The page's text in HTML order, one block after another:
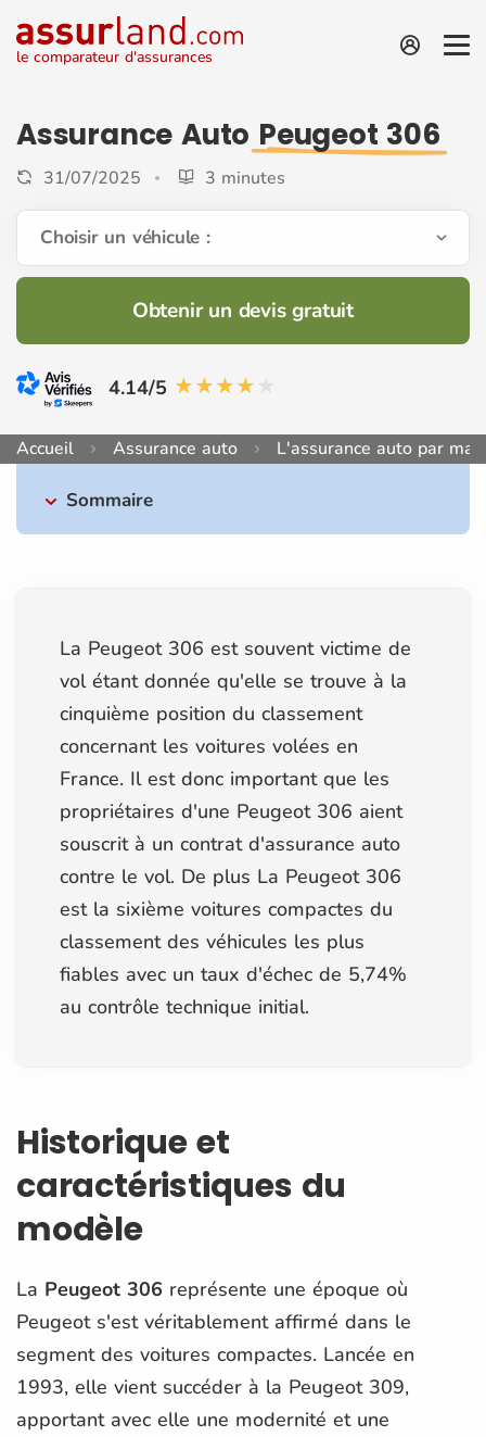
le comparateur d'assurances
Assurance Auto Peugeot 306
31/07/2025 3 minutes
Choisir un véhicule :
Obtenir un devis gratuit
4.14/5
Accueil Assurance auto L'assurance auto par
Sommaire
La Peugeot 306 est souvent victime de
vol étant donnée qu'elle se trouve à la
cinquième position du classement
concernant les voitures volées en
France. Il est donc important que les
propriétaires d'une Peugeot 306 aient
souscrit à un contrat d'assurance auto
contre le vol. De plus La Peugeot 306
est la sixième voitures compactes du
classement des véhicules les plus
fiables avec un taux d'échec de 5,74%
au contrôle technique initial.
Historique et
caractéristiques du
modèle
La Peugeot 306 représente une époque où
Peugeot s'est véritablement affirmé dans le
segment des voitures compactes. Lancée en
1993, elle vient succéder à la Peugeot 309,
apportant avec elle une modernité et une